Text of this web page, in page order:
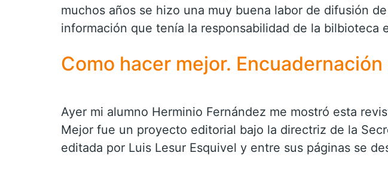
muchos años se hizo una muy buena labor de difusión
información que tenía la responsabilidad de la bilbioteca
Como hacer mejor.
Ayer mi alumno Herminio Fernández me mostró esta
Mejor fue un proyecto editorial bajo la directriz de la
editada por Luis Lesur Esquivel y entre sus páginas se